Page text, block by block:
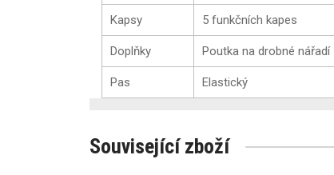
Kapsy 5 funkčních kapes
Doplňky Poutka na drobné nářadí
Pas Elastický
Související zboží